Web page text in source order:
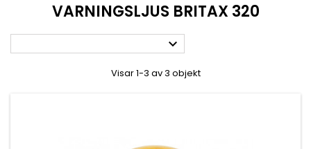
VARNINGSLJUS BRITAX 320

Visar 1-3 av 3 objekt